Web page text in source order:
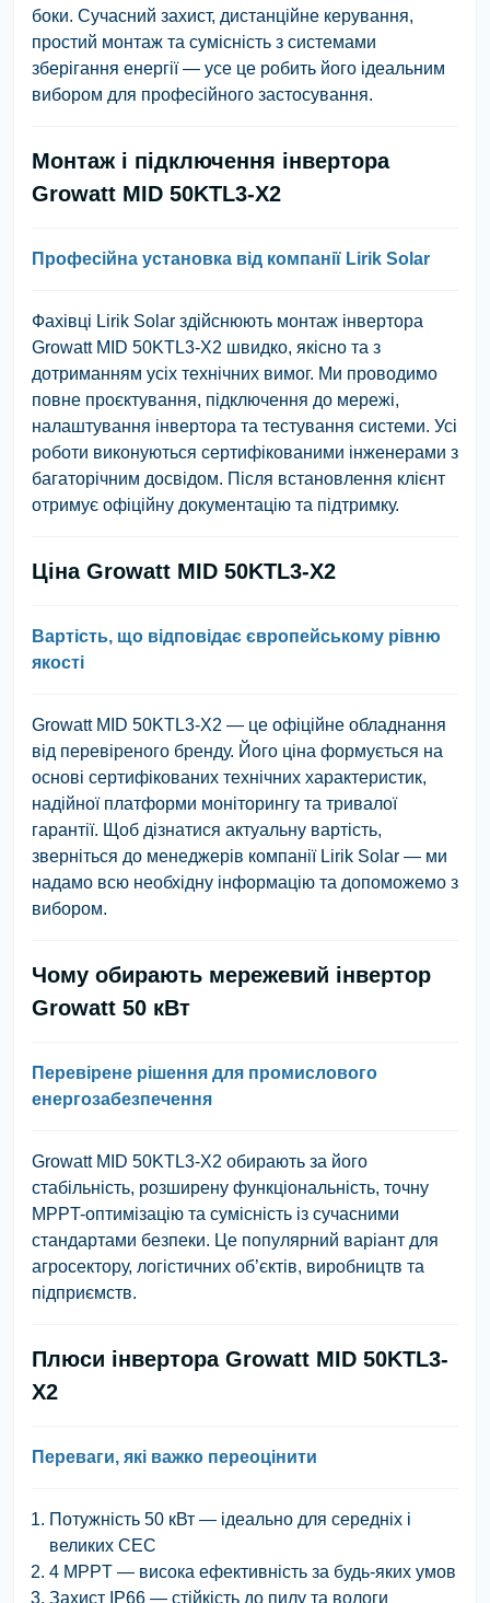
боки. Сучасний захист, дистанційне керування,
простий монтаж та сумісність з системами
зберігання енергії — усе це робить його ідеальним
вибором для професійного застосування.
Монтаж і підключення інвертора
Growatt MID 50KTL3-X2
Професійна установка від компанії Lirik Solar
Фахівці Lirik Solar здійснюють монтаж інвертора
Growatt MID 50KTL3-X2 швидко, якісно та з
дотриманням усіх технічних вимог. Ми проводимо
повне проєктування, підключення до мережі,
налаштування інвертора та тестування системи. Усі
роботи виконуються сертифікованими інженерами з
багаторічним досвідом. Після встановлення клієнт
отримує офіційну документацію та підтримку.
Ціна Growatt MID 50KTL3-X2
Вартість, що відповідає європейському рівню
якості
Growatt MID 50KTL3-X2 — це офіційне обладнання
від перевіреного бренду. Його ціна формується на
основі сертифікованих технічних характеристик,
надійної платформи моніторингу та тривалої
гарантії. Щоб дізнатися актуальну вартість,
зверніться до менеджерів компанії Lirik Solar — ми
надамо всю необхідну інформацію та допоможемо з
вибором.
Чому обирають мережевий інвертор
Growatt 50 кВт
Перевірене рішення для промислового
енергозабезпечення
Growatt MID 50KTL3-X2 обирають за його
стабільність, розширену функціональність, точну
MPPT-оптимізацію та сумісність із сучасними
стандартами безпеки. Це популярний варіант для
агросектору, логістичних об’єктів, виробництв та
підприємств.
Плюси інвертора Growatt MID 50KTL3-
X2
Переваги, які важко переоцінити
Потужність 50 кВт — ідеально для середніх і
великих СЕС
4 MPPT — висока ефективність за будь-яких умов
Захист IP66 — стійкість до пилу та вологи